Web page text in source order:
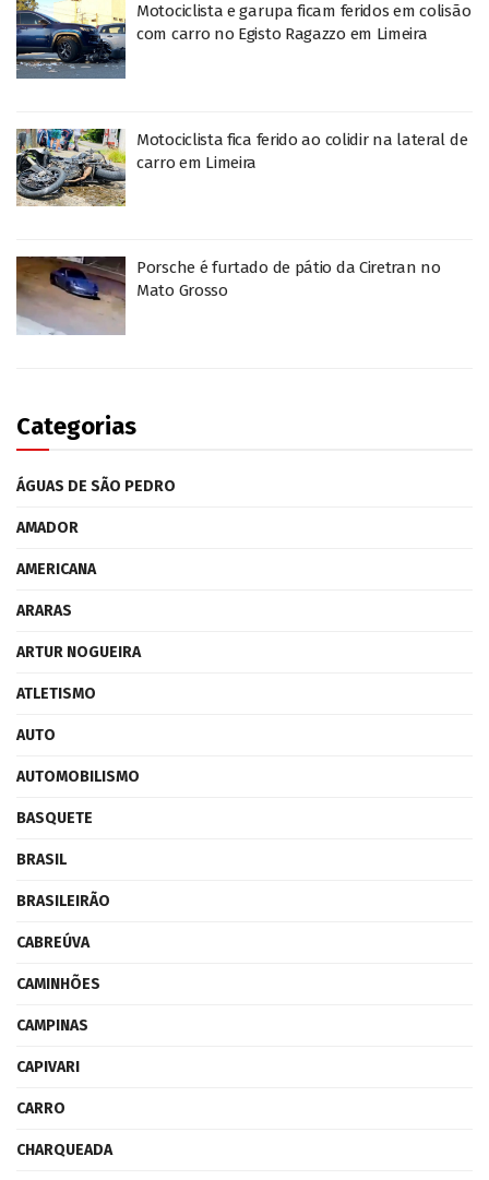
Motociclista e garupa ficam feridos em colisão
com carro no Egisto Ragazzo em Limeira
Motociclista fica ferido ao colidir na lateral de
carro em Limeira
Porsche é furtado de pátio da Ciretran no
Mato Grosso
Categorias
ÁGUAS DE SÃO PEDRO
AMADOR
AMERICANA
ARARAS
ARTUR NOGUEIRA
ATLETISMO
AUTO
AUTOMOBILISMO
BASQUETE
BRASIL
BRASILEIRÃO
CABREÚVA
CAMINHÕES
CAMPINAS
CAPIVARI
CARRO
CHARQUEADA